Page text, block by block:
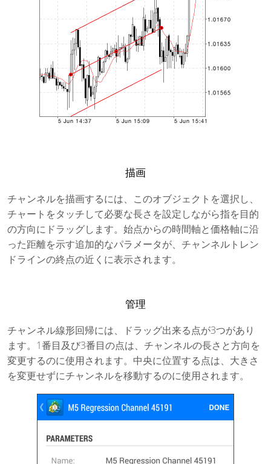
描画
チャンネルを描画するには、このオブジェクトを選択し、
チャートをタッチして必要な長さを設定しながら指を目的
の方向にドラッグします。始点からの時間軸と価格軸に沿
った距離を示す追加的なパラメータが、チャンネルトレン
ドラインの終点の近くに表示されます。
管理
チャンネル線形回帰には、ドラッグ出来る点が3つがあり
ます。1番目及び3番目の点は、チャンネルの長さと方向を
変更するのに使用されます。中央に位置する点は、大きさ
を変更せずにチャンネルを移動するのに使用されます。